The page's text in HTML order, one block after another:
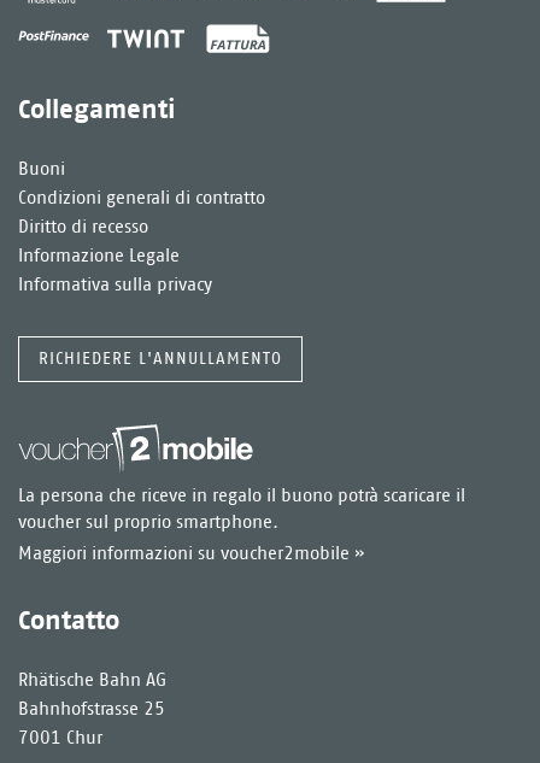
Collegamenti
Buoni
Condizioni generali di contratto
Diritto di recesso
Informazione Legale
Informativa sulla privacy
RICHIEDERE L'ANNULLAMENTO
La persona che riceve in regalo il buono potrà scaricare il
voucher sul proprio smartphone.
Maggiori informazioni su voucher2mobile »
Contatto
Rhätische Bahn AG
Bahnhofstrasse 25
7001 Chur